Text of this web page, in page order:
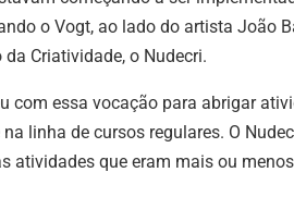
o Vogt, ao lado do artista João
Criatividade, o Nudecri.
com essa vocação para abrigar
linha de cursos regulares. O
atividades que eram mais ou